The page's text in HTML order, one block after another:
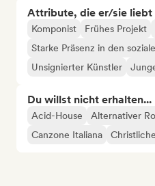
Attribute, die er/sie liebt
Komponist Frühes Projekt
Starke Präsenz in den
Unsignierter Künstler
Du willst nicht erhalten...
Acid-House Alternativer
Canzone Italiana